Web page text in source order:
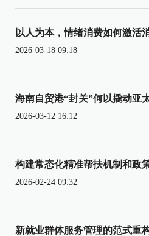
以人为本，情绪消费如何激活
2026-03-18 09:18
海南自贸港“封关”何以撬动亚
2026-03-12 16:12
构建常态化精准帮扶机制和政
2026-02-24 09:32
新就业群体服务管理的范式重